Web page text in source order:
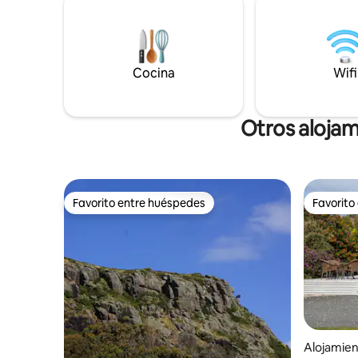
Tasmania, wombats, quolls y zarigüeyas,
así como de las magníficas águilas de cola
de cuña y marinas. La costa es salvaje e
indómita y está lista para ser explorada.
justo al
Crayfish
Salida a
Cocina Wifi
Otros
Favorito entre huéspedes
Favorito entre huéspedes